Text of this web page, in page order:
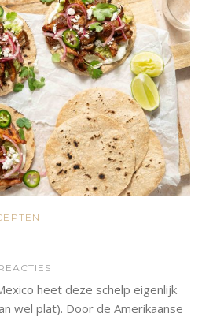
heet deze schelp eigenlijk
wel plat). Door de Amerikaanse